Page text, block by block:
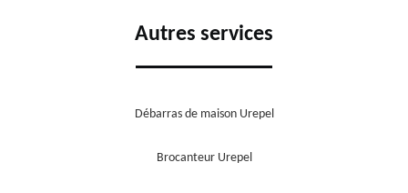
Autres services
Débarras de maison Urepel
Brocanteur Urepel